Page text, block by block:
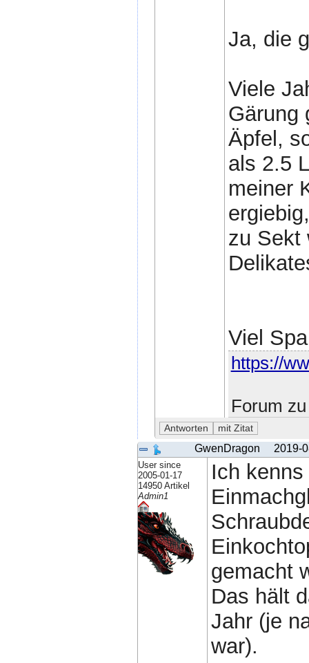
Ja, die
Viele
Gärung
Äpfel,
als 2.5
meiner
zu Sekt
Viel
https://
Forum
GwenDragon 2019-
User since
2005-01-17
14950 Artikel
Admin1
Ich
gemacht
Das hält
Jahr (je
war).